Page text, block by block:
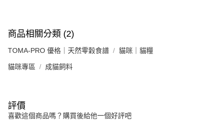
商品相關分類 (2)
TOMA-PRO 優格｜天然零穀食譜 貓咪｜貓糧
貓咪專區 成貓飼料
評價
喜歡這個商品嗎？購買後給他一個好評吧